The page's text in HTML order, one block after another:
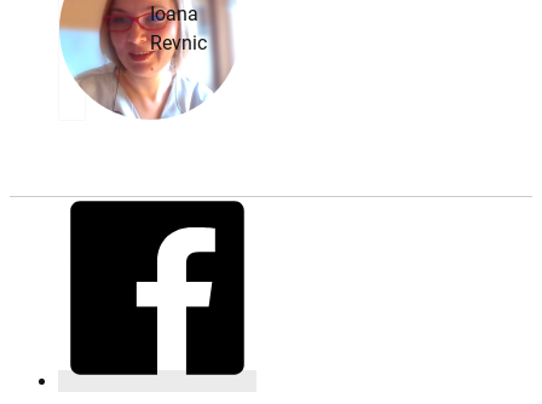
Ioana
Revnic